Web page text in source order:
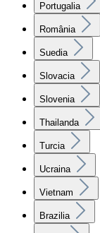
Portugalia
România
Suedia
Slovacia
Slovenia
Thailanda
Turcia
Ucraina
Vietnam
Brazilia